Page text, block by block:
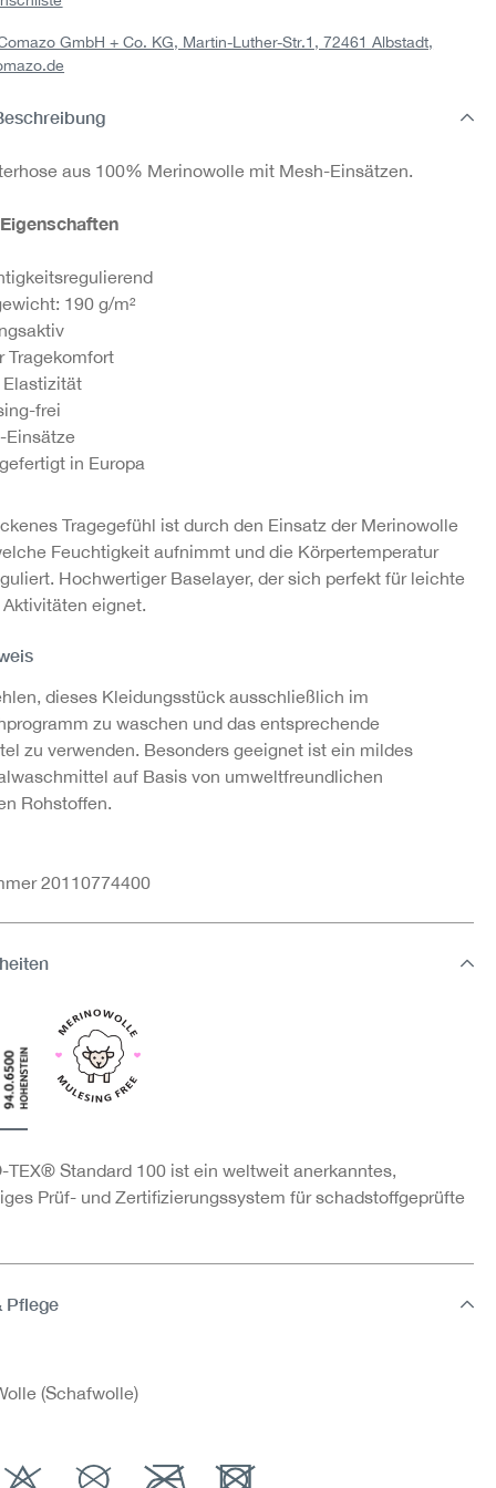
GmbH + Co. KG, Martin-Luther-Str.1, 72461 Albstadt,
aus 100% Merinowolle mit Mesh-Einsätzen.
190 g/m²
Tragekomfort
Elastizität
frei
Einsätze
in Europa
Tragegefühl ist durch den Einsatz der Merinowolle
Feuchtigkeit aufnimmt und die Körpertemperatur
Hochwertiger Baselayer, der sich perfekt für leichte
eignet.
dieses Kleidungsstück ausschließlich im
zu waschen und das entsprechende
zu verwenden. Besonders geeignet ist ein mildes
auf Basis von umweltfreundlichen
Rohstoffen.
20110774400
TEX® Standard 100 ist ein weltweit anerkanntes,
Prüf- und Zertifizierungssystem für schadstoffgeprüfte
Pflege
(Schafwolle)